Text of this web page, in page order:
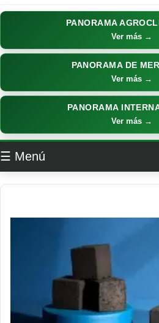
PANORAMA
Ver más →
PANORAMA DE
Ver más →
PANORAMA
Ver más →
☰ Menú